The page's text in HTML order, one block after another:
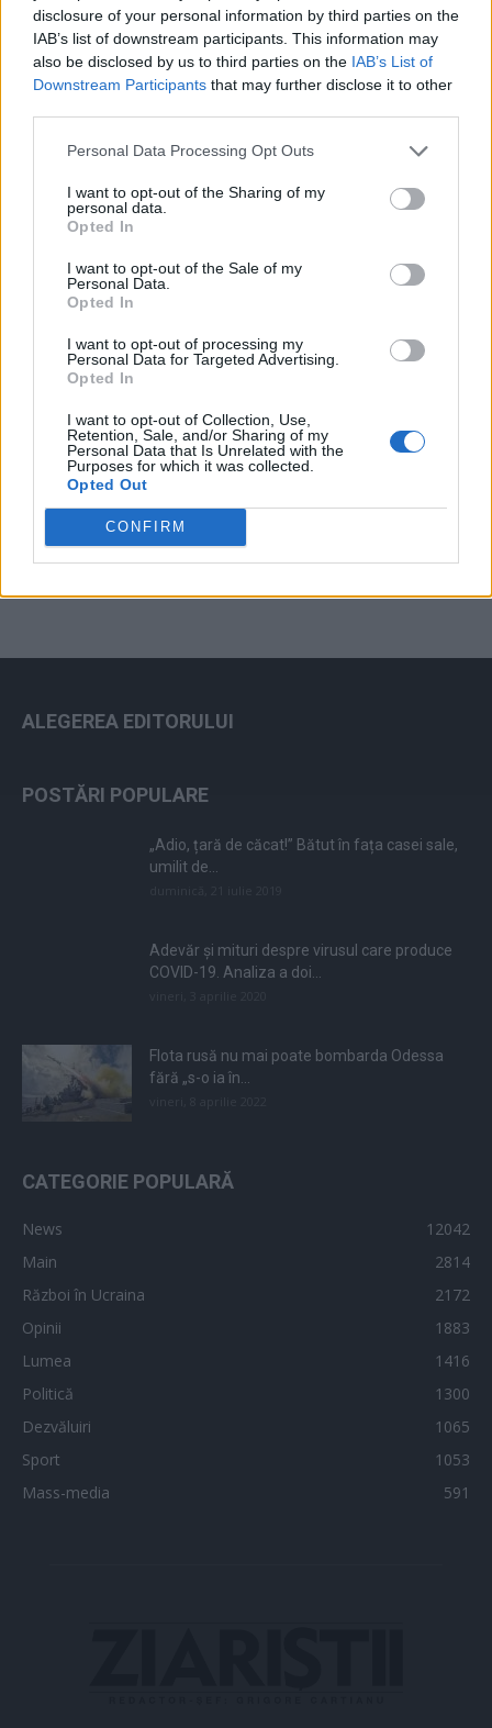
disclosure of your personal information by third parties on the
IAB’s list of downstream participants. This information may
also be disclosed by us to third parties on the IAB’s List of
Downstream Participants that may further disclose it to other
Personal Data Processing Opt Outs
I want to opt-out of the Sharing of my
personal data.
Opted In
I want to opt-out of the Sale of my
Personal Data.
Opted In
I want to opt-out of processing my
Personal Data for Targeted Advertising.
Opted In
I want to opt-out of Collection, Use,
Retention, Sale, and/or Sharing of my
Personal Data that Is Unrelated with the
Purposes for which it was collected.
Opted Out
CONFIRM
PNCR (Terheș)
Partidul Patrioților (Surugiu)
FAR (Coarnă)
România pe Primul Loc (Ponta)
Altul
Arhiva sondajelor
ad
ALEGEREA EDITORULUI
POSTĂRI POPULARE
„Adio, țară de căcat!” Bătut în fața casei sale,
umilit de...
Adevăr și mituri despre virusul care produce
COVID-19. Analiza a doi...
Flota rusă nu mai poate bombarda Odessa
fără „s-o ia în...
CATEGORIE POPULARĂ
News
12042
Main
2814
Război în Ucraina
2172
Opinii
1883
Lumea
1416
Politică
1300
Dezvăluiri
1065
Sport
1053
Mass-media
591